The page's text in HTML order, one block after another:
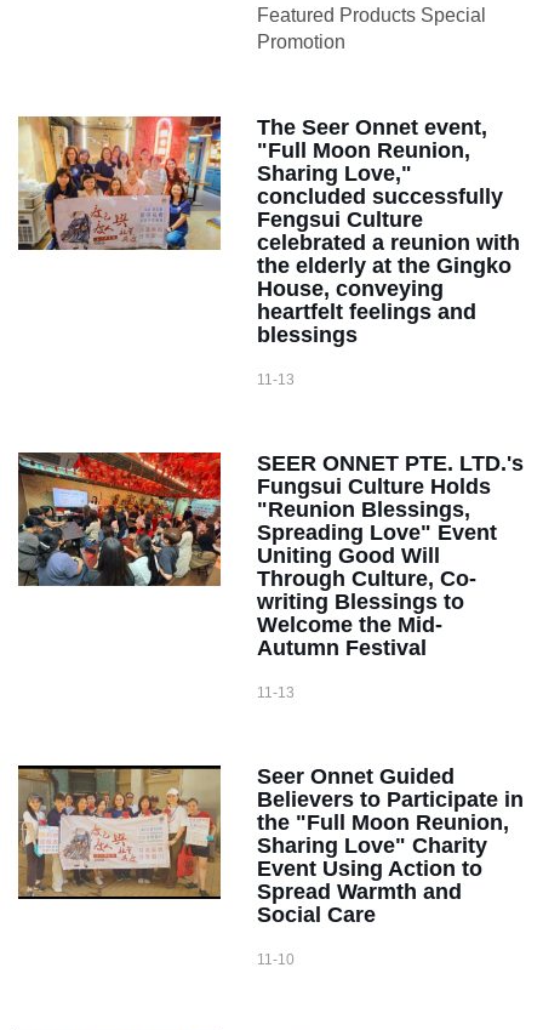
Featured Products Special
Promotion
The Seer Onnet event,
"Full Moon Reunion,
Sharing Love,"
concluded successfully
Fengsui Culture
celebrated a reunion with
the elderly at the Gingko
House, conveying
heartfelt feelings and
blessings
11-13
SEER ONNET PTE. LTD.'s
Fungsui Culture Holds
"Reunion Blessings,
Spreading Love" Event
Uniting Good Will
Through Culture, Co-
writing Blessings to
Welcome the Mid-
Autumn Festival
11-13
Seer Onnet Guided
Believers to Participate in
the "Full Moon Reunion,
Sharing Love" Charity
Event Using Action to
Spread Warmth and
Social Care
11-10